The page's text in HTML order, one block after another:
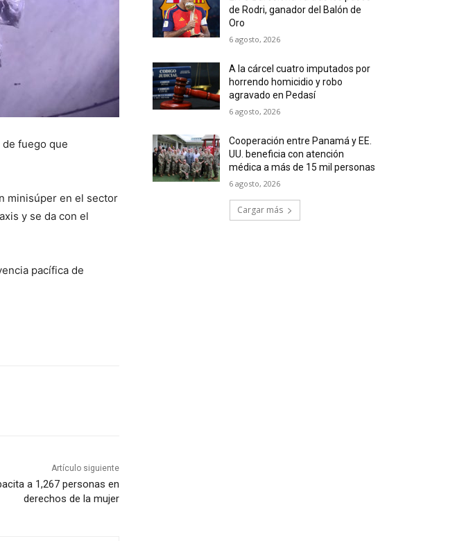
fuego que
minisúper en el sector
y se da con el
pacífica de
Artículo siguiente
a 1,267 personas en
derechos de la mujer
de Rodri, ganador del Balón de
Oro
6 agosto, 2026
A la cárcel cuatro imputados por
horrendo homicidio y robo
agravado en Pedasí
6 agosto, 2026
Cooperación entre Panamá y EE.
UU. beneficia con atención
médica a más de 15 mil personas
6 agosto, 2026
Cargar más